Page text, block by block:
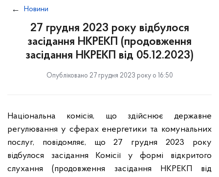
Новини
27 грудня 2023 року відбулося
засідання НКРЕКП (продовження
засідання НКРЕКП від 05.12.2023)
Опубліковано 27 грудня 2023 року о 16:50
Національна комісія, що здійснює державне
регулювання у сферах енергетики та комунальних
послуг, повідомляє, що 27 грудня 2023 року
відбулося засідання Комісії у формі відкритого
слухання (продовження засідання НКРЕКП від